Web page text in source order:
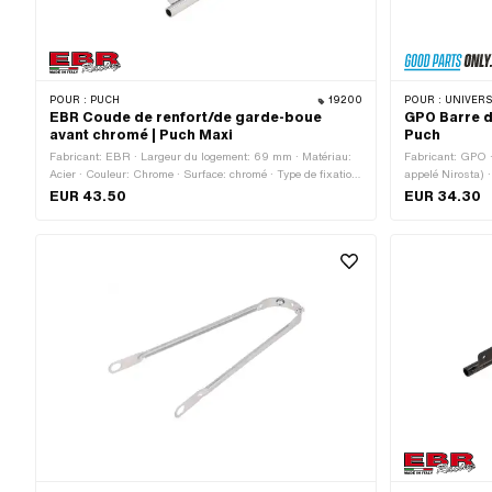
POUR : PUCH 19200
EBR Coude de renfort/de garde-boue
avant chromé | Puch Maxi
Fabricant: EBR · Largeur du logement: 69 mm · Matériau:
Acier · Couleur: Chrome · Surface: chromé · Type de fixation:
vis et écrous · Taille des roues: 17 " · Nombre de points de
EUR 43.50
POUR :
GPO Barre
Puch
Fabricant: GPO
appelé Nirosta)
trou central: 305
EUR 34.30